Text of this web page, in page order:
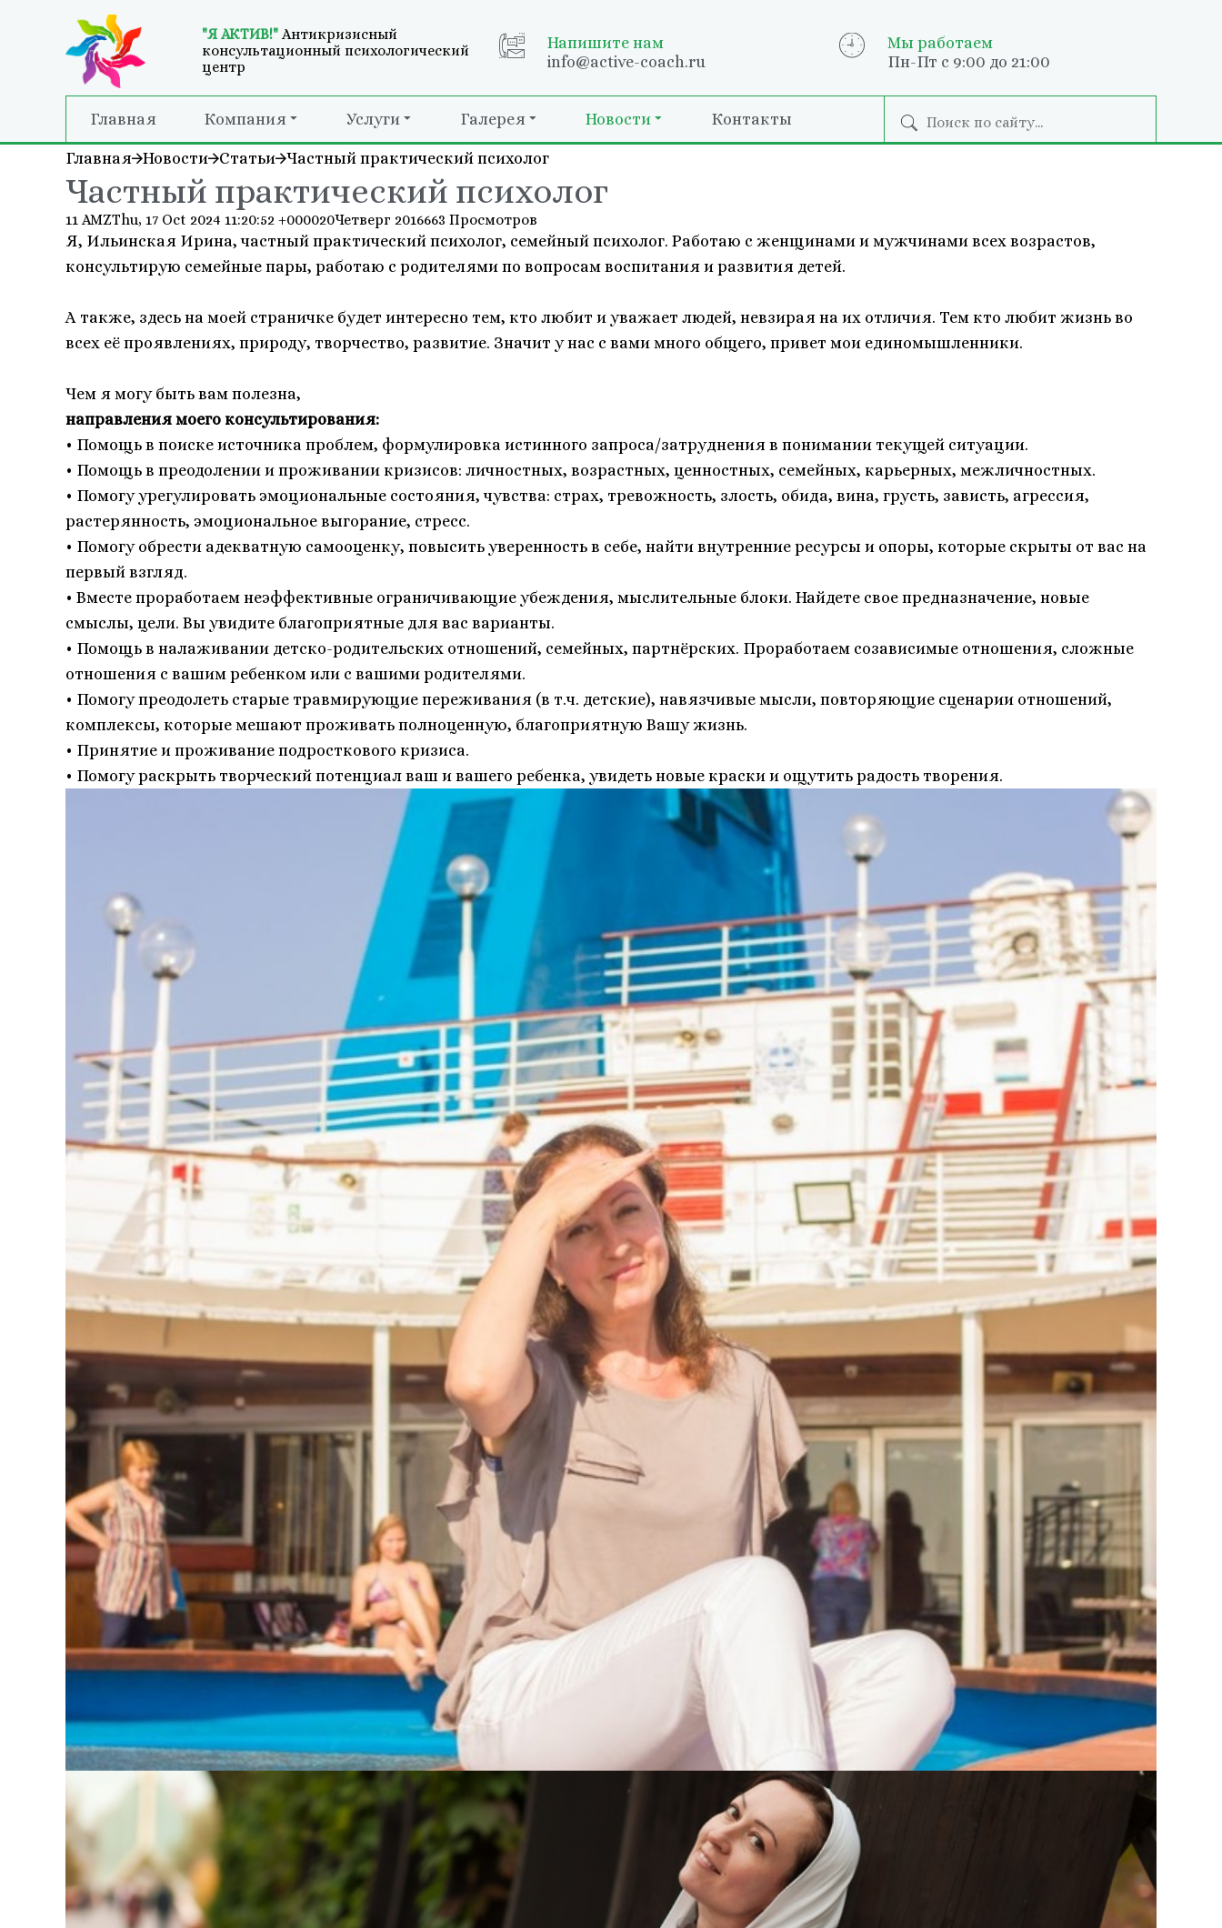
"Я АКТИВ!"Антикризисный
консультационный психологический
центр
Напишите нам
info@active-coach.ru
Мы работаем
Пн-Пт с 9:00 до 21:00
Главная Компания Услуги Галерея Новости Контакты
Главная Новости Статьи Частный практический психолог
Частный практический психолог
11 AMZThu, 17 Oct 2024 11:20:52 +000020Четверг 2016663 Просмотров
Я, Ильинская Ирина, частный практический психолог, семейный психолог. Работаю с женщинами и мужчинами всех возрастов,
консультирую семейные пары, работаю с родителями по вопросам воспитания и развития детей.
А также, здесь на моей страничке будет интересно тем, кто любит и уважает людей, невзирая на их отличия. Тем кто любит жизнь во
всех её проявлениях, природу, творчество, развитие. Значит у нас с вами много общего, привет мои единомышленники.
Чем я могу быть вам полезна,
направления моего консультирования:
• Помощь в поиске источника проблем, формулировка истинного запроса/затруднения в понимании текущей ситуации.
• Помощь в преодолении и проживании кризисов: личностных, возрастных, ценностных, семейных, карьерных, межличностных.
• Помогу урегулировать эмоциональные состояния, чувства: страх, тревожность, злость, обида, вина, грусть, зависть, агрессия,
растерянность, эмоциональное выгорание, стресс.
• Помогу обрести адекватную самооценку, повысить уверенность в себе, найти внутренние ресурсы и опоры, которые скрыты от вас на
первый взгляд.
• Вместе проработаем неэффективные ограничивающие убеждения, мыслительные блоки. Найдете свое предназначение, новые
смыслы, цели. Вы увидите благоприятные для вас варианты.
• Помощь в налаживании детско-родительских отношений, семейных, партнёрских. Проработаем созависимые отношения, сложные
отношения с вашим ребенком или с вашими родителями.
• Помогу преодолеть старые травмирующие переживания (в т.ч. детские), навязчивые мысли, повторяющие сценарии отношений,
комплексы, которые мешают проживать полноценную, благоприятную Вашу жизнь.
• Принятие и проживание подросткового кризиса.
• Помогу раскрыть творческий потенциал ваш и вашего ребенка, увидеть новые краски и ощутить радость творения.